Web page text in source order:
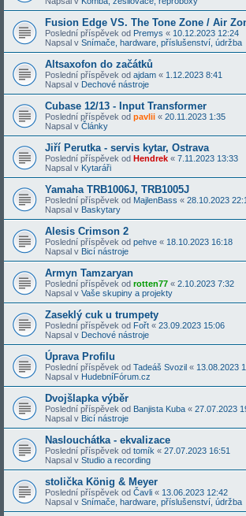
Fusion Edge VS. The Tone Zone / Air
Poslední příspěvek od Premys « 10.12.2023 12:24
Napsal v Snímače, hardware, příslušenství, údržba
Altsaxofon do začátků
Poslední příspěvek od ajdam « 1.12.2023 8:41
Napsal v Dechové nástroje
Cubase 12/13 - Input Transformer
Poslední příspěvek od pavlii « 20.11.2023 1:35
Napsal v Články
Jiří Perutka - servis kytar, Ostrava
Poslední příspěvek od Hendrek « 7.11.2023 13:33
Napsal v Kytaráři
Yamaha TRB1006J, TRB1005J
Poslední příspěvek od MajlenBass « 28.10.2023
Napsal v Baskytary
Alesis Crimson 2
Poslední příspěvek od pehve « 18.10.2023 16:18
Napsal v Bicí nástroje
Armyn Tamzaryan
Poslední příspěvek od rotten77 « 2.10.2023 7:32
Napsal v Vaše skupiny a projekty
Zaseklý cuk u trumpety
Poslední příspěvek od Fořt « 23.09.2023 15:06
Napsal v Dechové nástroje
Úprava Profilu
Poslední příspěvek od Tadeáš Svozil « 13.08.2023
Napsal v HudebníFórum.cz
Dvojšlapka výběr
Poslední příspěvek od Banjista Kuba « 27.07.2023
Napsal v Bicí nástroje
Naslouchátka - ekvalizace
Poslední příspěvek od tomík « 27.07.2023 16:51
Napsal v Studio a recording
stolička König & Meyer
Poslední příspěvek od Čavli « 13.06.2023 12:42
Napsal v Snímače, hardware, příslušenství, údržba